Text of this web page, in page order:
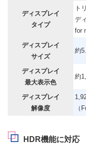
ディスプレイ
タイプ
ト
デ
for
ディスプレイ
サイズ
約
ディスプレイ
最大表示色
約
ディスプレイ
解像度
（
HDR機能に対応